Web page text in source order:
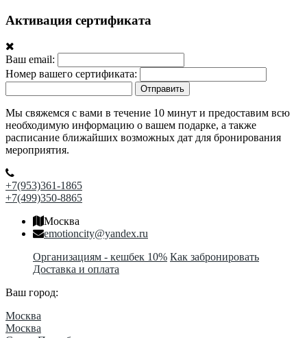
Активация сертификата
Ваш email:
Номер вашего сертификата:
Отправить
Мы свяжемся с вами в течение 10 минут и предоставим всю
необходимую информацию о вашем подарке, а также
расписание ближайших возможных дат для бронирования
мероприятия.
+7(953)361-1865
+7(499)350-8865
Москва
emotioncity@yandex.ru
Организациям - кешбек 10% Как забронировать
Доставка и оплата
Ваш город:
Москва
Москва